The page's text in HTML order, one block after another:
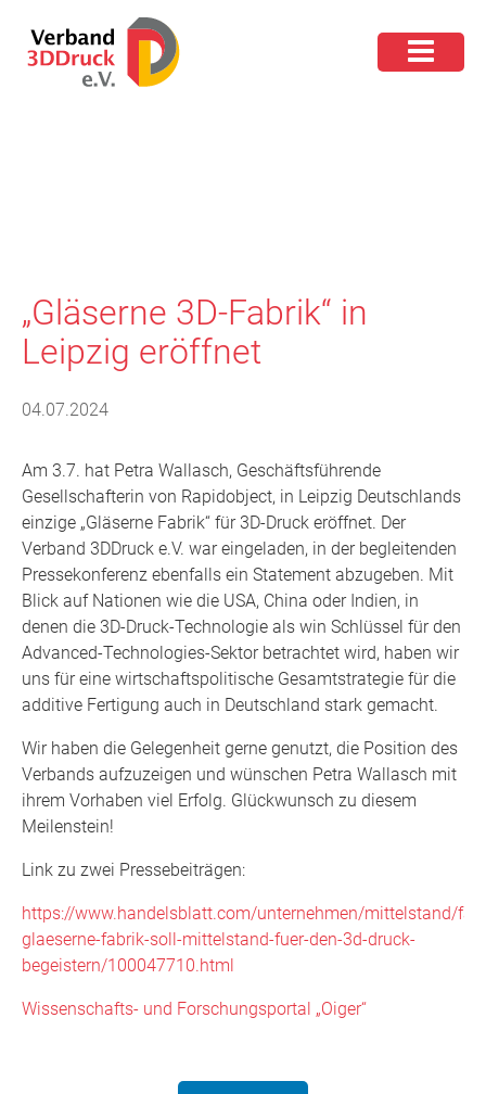
„Gläserne 3D-Fabrik“ in
Leipzig eröffnet
04.07.2024
Am 3.7. hat Petra Wallasch, Geschäftsführende
Gesellschafterin von Rapidobject, in Leipzig Deutschlands
einzige „Gläserne Fabrik“ für 3D-Druck eröffnet. Der
Verband 3DDruck e.V. war eingeladen, in der begleitenden
Pressekonferenz ebenfalls ein Statement abzugeben. Mit
Blick auf Nationen wie die USA, China oder Indien, in
denen die 3D-Druck-Technologie als win Schlüssel für den
Advanced-Technologies-Sektor betrachtet wird, haben wir
uns für eine wirtschaftspolitische Gesamtstrategie für die
additive Fertigung auch in Deutschland stark gemacht.
Wir haben die Gelegenheit gerne genutzt, die Position des
Verbands aufzuzeigen und wünschen Petra Wallasch mit
ihrem Vorhaben viel Erfolg. Glückwunsch zu diesem
Meilenstein!
Link zu zwei Pressebeiträgen:
https://www.handelsblatt.com/unternehmen/mittelstand/
glaeserne-fabrik-soll-mittelstand-fuer-den-3d-druck-
begeistern/100047710.html
Wissenschafts- und Forschungsportal „Oiger“